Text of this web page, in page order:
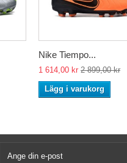
Nike Tiempo...
1 614,00 kr 2 899,00 kr
Lägg i varukorg